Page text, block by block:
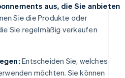
aus, die Sie anbieten
Sie die Produkte oder
Sie regelmäßig verkaufen
Entscheiden Sie, welches
möchten. Sie können